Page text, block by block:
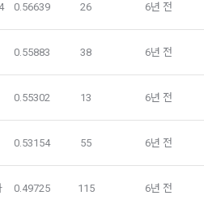
이 인력을 채용하거나 또는 솔루션
“회사"에 의뢰하는 경연대회 또는
등을 말한다.
제공하는 교육컨텐츠를 포함한 온
말한다.
별과 회원의 서비스 이용을 위하여
한 문자와 숫자의 조합 또는 이와
소개 및 고지사항 전달
행 및 서비스 제공에 따른 요금정
0.56639 26 6년 전
0.55883 38 6년 전
0.55302 13 6년 전
0.53154 55 6년 전
0.49725 115 6년 전